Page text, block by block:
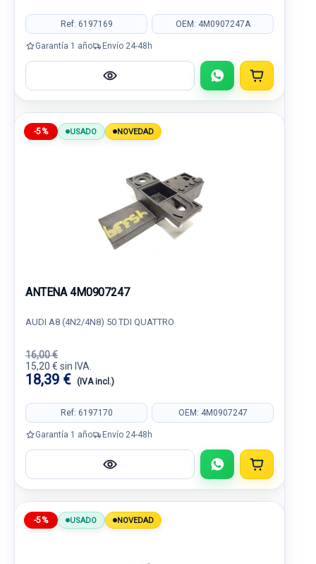
Ref: 6197169 OEM: 4M0907247A
Garantía 1 año Envío 24-48h
-5% USADO NOVEDAD
ANTENA 4M0907247
AUDI A8 (4N2/4N8) 50 TDI QUATTRO
16,00 €
15,20 € sin IVA.
18,39 € (IVA incl.)
Ref: 6197170 OEM: 4M0907247
Garantía 1 año Envío 24-48h
-5% USADO NOVEDAD